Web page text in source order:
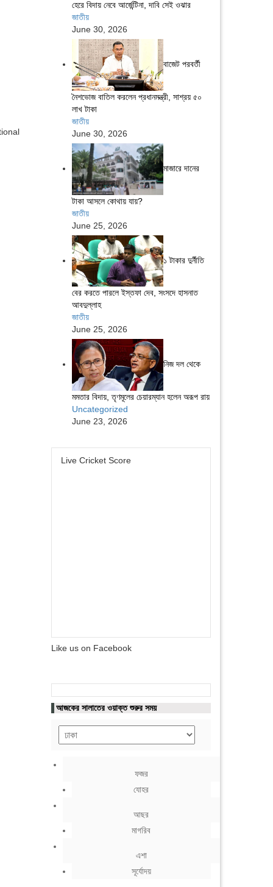
হেরে বিদায় নেবে আর্জেন্টিনা, দাবি সেই ওঝার
জাতীয়
June 30, 2026
বাজেট পরবর্তী
নৈশভোজ বাতিল করলেন প্রধানমন্ত্রী, সাশ্রয় ৫০
লাখ টাকা
জাতীয়
June 30, 2026
মাজারে দানের
টাকা আসলে কোথায় যায়?
জাতীয়
June 25, 2026
১ টাকার দুর্নীতি
বের করতে পারলে ইস্তফা দেব, সংসদে হাসনাত
আবদুল্লাহ
জাতীয়
June 25, 2026
নিজ দল থেকে
মমতার বিদায়, তৃণমূলের চেয়ারম্যান হলেন অরূপ রায়
Uncategorized
June 23, 2026
Live Cricket Score
Like us on Facebook
আজকের সালাতের ওয়াক্ত শুরুর সময়
ফজর
যোহর
আছর
মাগরিব
এশা
সূর্যোদয়